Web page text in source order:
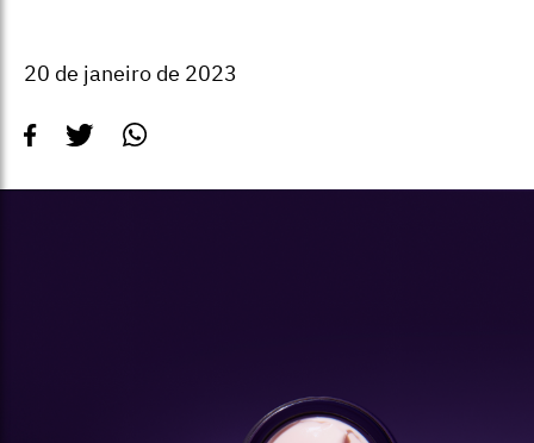
20 de janeiro de 2023